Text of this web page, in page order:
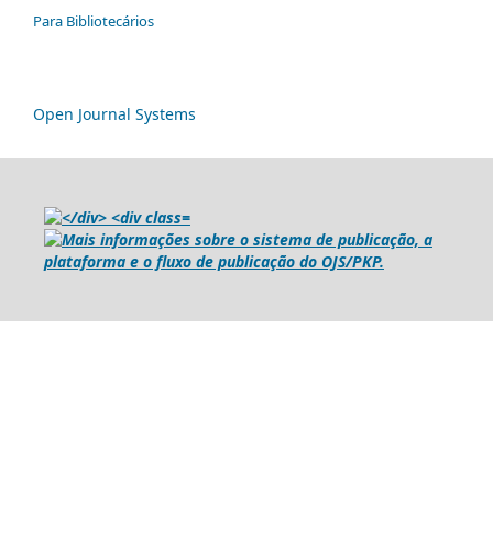
Para Bibliotecários
Open Journal Systems